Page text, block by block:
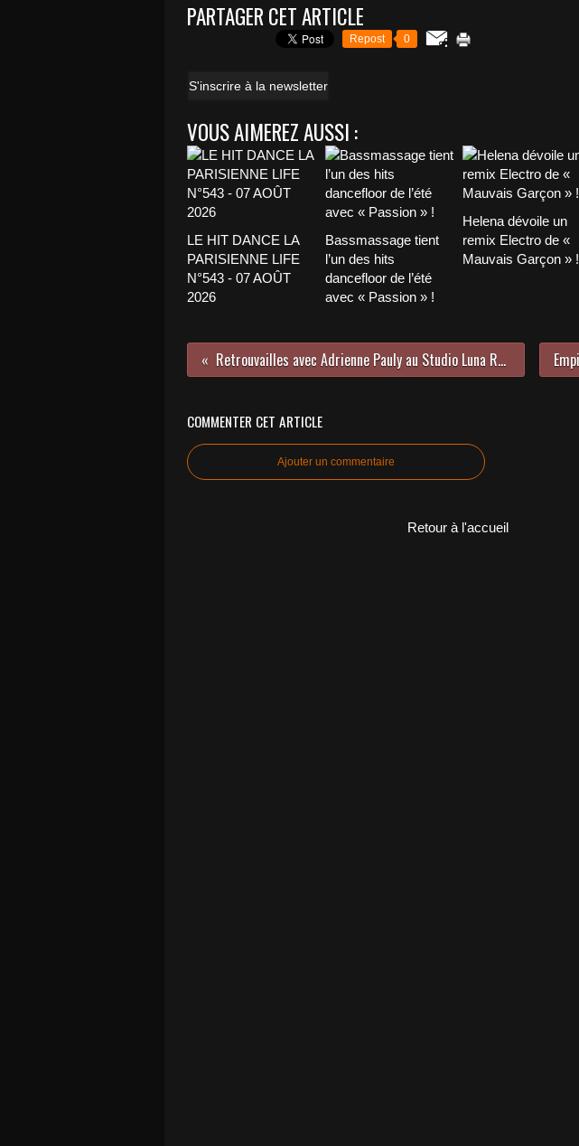
PARTAGER CET ARTICLE
Repost 0
S'inscrire à la newsletter
VOUS AIMEREZ AUSSI :
LE HIT DANCE LA
PARISIENNE LIFE
N°543 - 07 AOÛT
2026
Bassmassage tient
l’un des hits
dancefloor de l’été
avec « Passion » !
Helena dévoile un
remix Electro de «
Mauvais Garçon » !
Retrouvailles avec Adrienne Pauly au Studio Luna Rossa à l’occasion de la parution de son troisième album !
COMMENTER CET ARTICLE
Ajouter un commentaire
Retour à l'accueil